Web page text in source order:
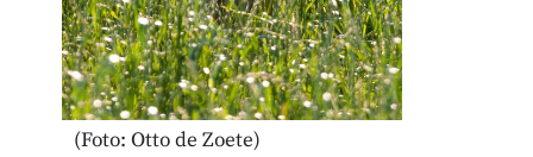
(Foto: Otto de Zoete)